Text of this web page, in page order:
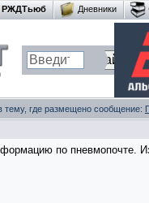
РЖДТьюб Дневники
тему, где размещено сообщение:
по пневмопочте.